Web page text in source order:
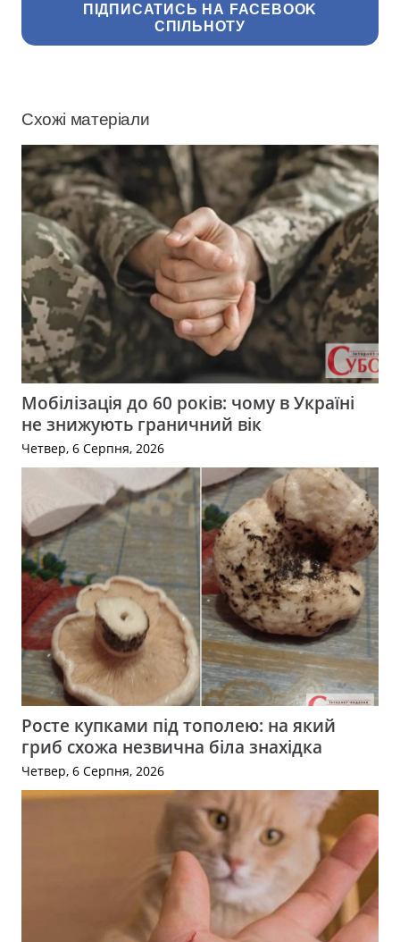
ПІДПИСАТИСЬ НА FACEBOOK
СПІЛЬНОТУ
Схожі матеріали
Мобілізація до 60 років: чому в Україні
не знижують граничний вік
Четвер, 6 Серпня, 2026
Росте купками під тополею: на який
гриб схожа незвична біла знахідка
Четвер, 6 Серпня, 2026